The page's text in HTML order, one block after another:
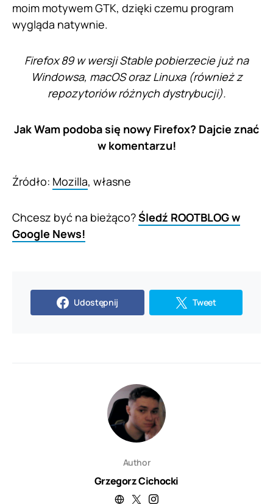
moim motywem GTK, dzięki czemu program
wygląda natywnie.
Firefox 89 w wersji Stable pobierzecie już na
Windowsa, macOS oraz Linuxa (również z
repozytoriów różnych dystrybucji).
Jak Wam podoba się nowy Firefox? Dajcie znać
w komentarzu!
Źródło: Mozilla, własne
Chcesz być na bieżąco?Śledź ROOTBLOG w
Google News!
Udostępnij Tweet
Author
Grzegorz Cichocki